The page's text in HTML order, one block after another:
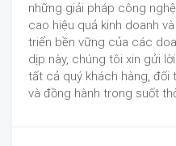
những giải pháp công
cao hiệu quả kinh doanh
triển bền vững của các
dịp này, chúng tôi xin gửi
tất cả quý khách hàng, đối
và đồng hành trong suốt